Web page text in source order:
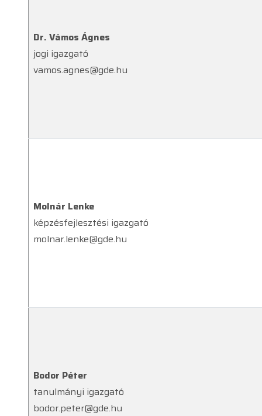
Dr. Vámos Ágnes
jogi igazgató
vamos.agnes@gde.hu
Molnár Lenke
képzésfejlesztési igazgató
molnar.lenke@gde.hu
Bodor Péter
tanulmányi igazgató
bodor.peter@gde.hu